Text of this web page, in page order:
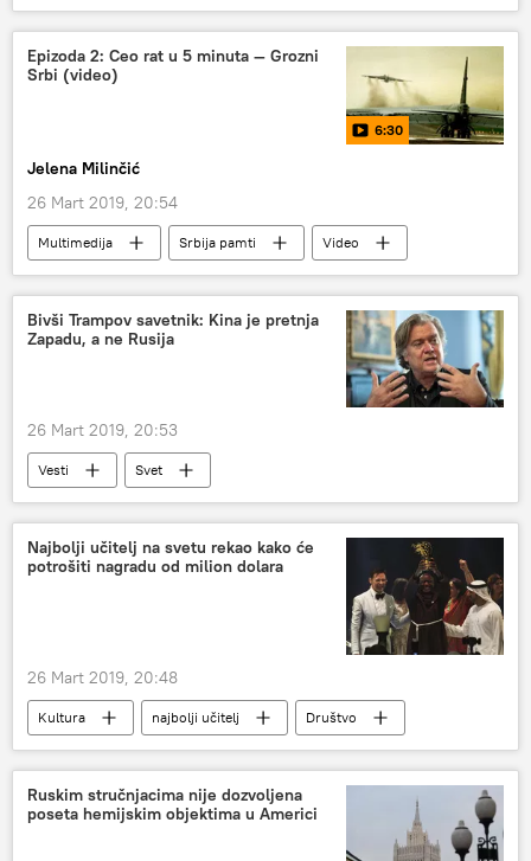
Epizoda 2: Ceo rat u 5 minuta — Grozni
Srbi (video)
6:30
Jelena Milinčić
26 Mart 2019, 20:54
Multimedija Srbija pamti
Video
Dvadeseta godišnjica bombardovanja Jugoslavije
EKSKLUZIVNI VIDEO-SERIJAL: 20 godina od NATO agresije
Bivši Trampov savetnik: Kina je pretnja
Zapadu, a ne Rusija
26 Mart 2019, 20:53
Vesti Svet
Najbolji učitelj na svetu rekao kako će
potrošiti nagradu od milion dolara
26 Mart 2019, 20:48
Kultura najbolji učitelj Društvo
Ruskim stručnjacima nije dozvoljena
poseta hemijskim objektima u Americi